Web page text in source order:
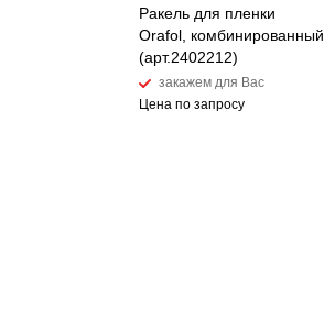
Ракель для пленки
Orafol, комбинированный
(арт.2402212)
закажем для Вас
Цена по запросу